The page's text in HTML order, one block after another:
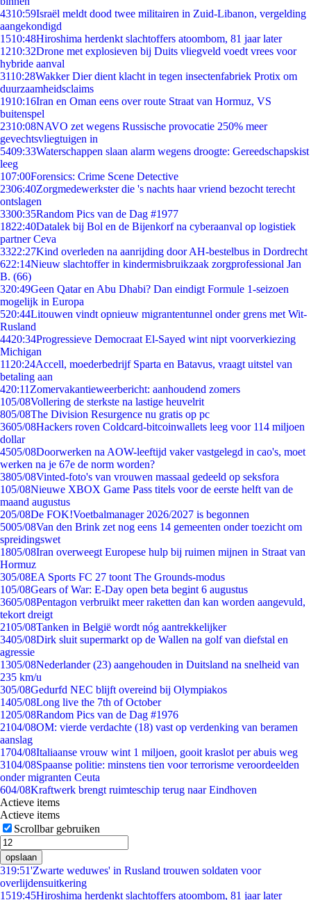
4310:59Israël meldt dood twee militairen in Zuid-Libanon, vergelding
aangekondigd
1510:48Hiroshima herdenkt slachtoffers atoombom, 81 jaar later
1210:32Drone met explosieven bij Duits vliegveld voedt vrees voor
hybride aanval
3110:28Wakker Dier dient klacht in tegen insectenfabriek Protix om
duurzaamheidsclaims
1910:16Iran en Oman eens over route Straat van Hormuz, VS
buitenspel
2310:08NAVO zet wegens Russische provocatie 250% meer
gevechtsvliegtuigen in
5409:33Waterschappen slaan alarm wegens droogte: Gereedschapskist
leeg
107:00Forensics: Crime Scene Detective
2306:40Zorgmedewerkster die 's nachts haar vriend bezocht terecht
ontslagen
3300:35Random Pics van de Dag #1977
1822:40Datalek bij Bol en de Bijenkorf na cyberaanval op logistiek
partner Ceva
3322:27Kind overleden na aanrijding door AH-bestelbus in Dordrecht
622:14Nieuw slachtoffer in kindermisbruikzaak zorgprofessional Jan
B. (66)
320:49Geen Qatar en Abu Dhabi? Dan eindigt Formule 1-seizoen
mogelijk in Europa
520:44Litouwen vindt opnieuw migrantentunnel onder grens met Wit-
Rusland
4420:34Progressieve Democraat El-Sayed wint nipt voorverkiezing
Michigan
11 20:24Accell, moederbedrijf Sparta en Batavus, vraagt uitstel van
betaling aan
420:11 Zomervakantieweerbericht: aanhoudend zomers
105/08Vollering de sterkste na lastige heuvelrit
805/08The Division Resurgence nu gratis op pc
3605/08Hackers roven Coldcard-bitcoinwallets leeg voor 114 miljoen
dollar
4505/08Doorwerken na AOW-leeftijd vaker vastgelegd in cao's, moet
werken na je 67e de norm worden?
3805/08Vinted-foto's van vrouwen massaal gedeeld op seksfora
105/08Nieuwe XBOX Game Pass titels voor de eerste helft van de
maand augustus
205/08De FOK!Voetbalmanager 2026/2027 is begonnen
5005/08Van den Brink zet nog eens 14 gemeenten onder toezicht om
spreidingswet
1805/08Iran overweegt Europese hulp bij ruimen mijnen in Straat van
Hormuz
305/08EA Sports FC 27 toont The Grounds-modus
105/08Gears of War: E-Day open beta begint 6 augustus
3605/08Pentagon verbruikt meer raketten dan kan worden aangevuld,
tekort dreigt
2105/08Tanken in België wordt nóg aantrekkelijker
3405/08Dirk sluit supermarkt op de Wallen na golf van diefstal en
agressie
1305/08Nederlander (23) aangehouden in Duitsland na snelheid van
235 km/u
305/08Gedurfd NEC blijft overeind bij Olympiakos
1405/08Long live the 7th of October
1205/08Random Pics van de Dag #1976
2104/08OM: vierde verdachte (18) vast op verdenking van beramen
aanslag
1704/08Italiaanse vrouw wint 1 miljoen, gooit kraslot per abuis weg
3104/08Spaanse politie: minstens tien voor terrorisme veroordeelden
onder migranten Ceuta
604/08Kraftwerk brengt ruimteschip terug naar Eindhoven
Actieve items
Actieve items
Scrollbar gebruiken
opslaan
319:51'Zwarte weduwes' in Rusland trouwen soldaten voor
overlijdensuitkering
1519:45Hiroshima herdenkt slachtoffers atoombom, 81 jaar later